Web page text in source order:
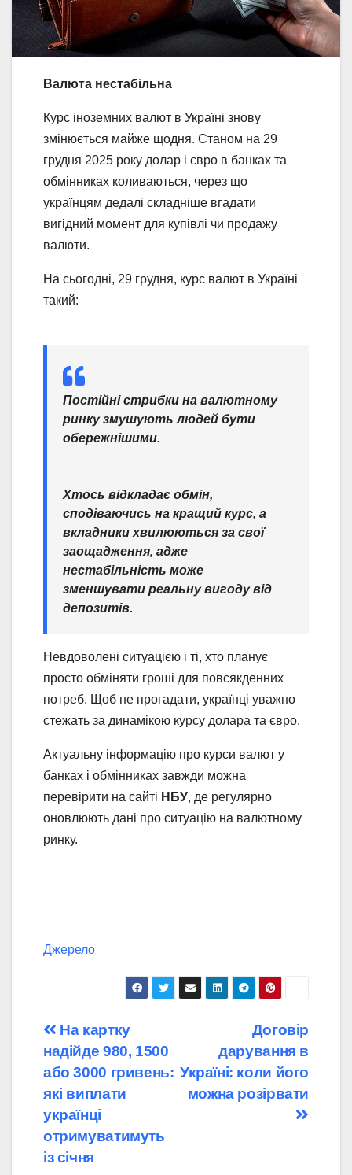
Валюта нестабільна
Курс іноземних валют в Україні знову
змінюється майже щодня. Станом на 29
грудня 2025 року долар і євро в банках та
обмінниках коливаються, через що
українцям дедалі складніше вгадати
вигідний момент для купівлі чи продажу
валюти.
На сьогодні, 29 грудня, курс валют в Україні
такий:
Постійні стрибки на валютному
ринку змушують людей бути
обережнішими.
Хтось відкладає обмін,
сподіваючись на кращий курс, а
вкладники хвилюються за свої
заощадження, адже
нестабільність може
зменшувати реальну вигоду від
депозитів.
Невдоволені ситуацією і ті, хто планує
просто обміняти гроші для повсякденних
потреб. Щоб не прогадати, українці уважно
стежать за динамікою курсу долара та євро.
Актуальну інформацію про курси валют у
банках і обмінниках завжди можна
перевірити на сайті НБУ, де регулярно
оновлюють дані про ситуацію на валютному
ринку.
Джерело
Навігація
записів
Договір
дарування в
Україні: коли його
можна розірвати
На картку
надійде 980, 1500
або 3000 гривень:
які виплати
українці
отримуватимуть
із січня